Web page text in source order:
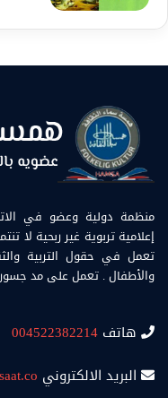
منظمة دولية وعضو في
إعلامية تربوية غير ربحية لا
تعمل في حقول التربية
والأطفال . تعمل على مد جسور
هاتف 004522382214
البريد الالكتروني